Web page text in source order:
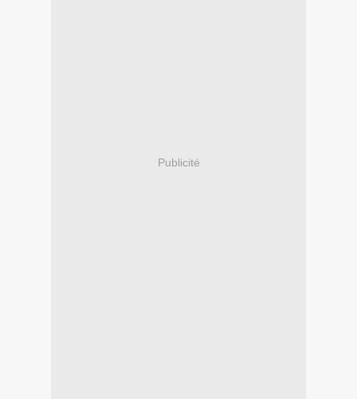
Publicité